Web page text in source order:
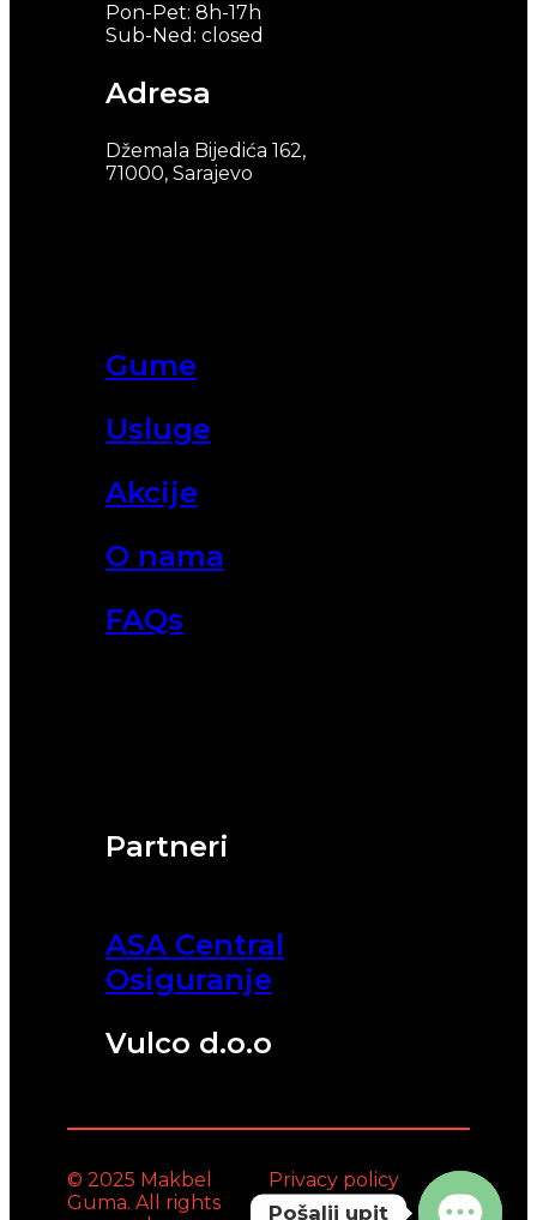
Partneri
ASA Central
Osiguranje
Vulco d.o.o
Gume
Usluge
Akcije
O nama
FAQs
Pon-Pet: 8h-17h
Sub-Ned: closed
Adresa
Džemala Bijedića 162,
71000, Sarajevo
© 2025 Makbel
Guma. All rights
Privacy policy
Pošalji upit